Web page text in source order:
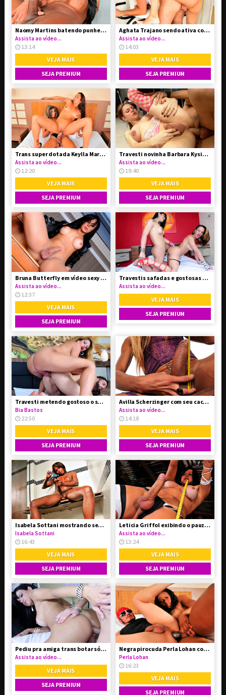
Naomy Martins batendo punheta no seu pauzão
Assista ao vídeo...
13:14
VEJA MAIS
SEJA PREMIUM
Aghata Trajano sendo ativa com seu vizinho
Assista ao vídeo...
14:03
VEJA MAIS
SEJA PREMIUM
Trans super dotada Keylla Marques comendo mulher
Assista ao vídeo...
12:20
VEJA MAIS
SEJA PREMIUM
Travesti novinha Barbara Kysivics dando o cuzinho
Assista ao vídeo...
19:40
VEJA MAIS
SEJA PREMIUM
Bruna Butterfly em vídeo sexy se exibindo
Assista ao vídeo...
12:37
VEJA MAIS
SEJA PREMIUM
Travestis safadas e gostosas fazendo troca troca
Assista ao vídeo...
VEJA MAIS
SEJA PREMIUM
Travesti metendo gostoso o seu primo do interior
Bia Bastos
22:50
VEJA MAIS
SEJA PREMIUM
Avilla Scherzinger com seu cacetão duro nas mãos
Assista ao vídeo...
14:18
VEJA MAIS
SEJA PREMIUM
Isabela Sottani mostrando seu pauzão enorme
Isabela Sottani
16:43
VEJA MAIS
SEJA PREMIUM
Leticia Griffol exibindo o pauzão lindo
Assista ao vídeo...
13:24
VEJA MAIS
SEJA PREMIUM
Pediu pra amiga trans botar só a cabecinha
Assista ao vídeo...
VEJA MAIS
SEJA PREMIUM
Negra pirocuda Perla Lohan comendo macho
Perla Lohan
16:23
VEJA MAIS
SEJA PREMIUM